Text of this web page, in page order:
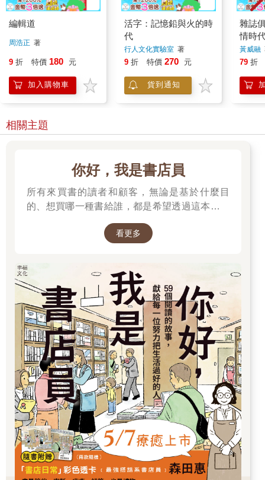
編輯道
周浩正 著
9 折 特價 180 元
加入購物車
活字：記憶鉛與火的時
代
行人文化實驗室 著
9 折 特價 270 元
貨到通知
雜誌
情時
黃威融
79 折
相關主題
你好，我是書店員
所有來買書的讀者和顧客，無論是基於什麼目
的、想買哪一種書給誰，都是希望透過這本書來
看更多